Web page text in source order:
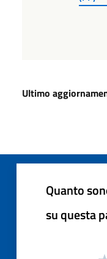
Ultimo
Quanto
su questa